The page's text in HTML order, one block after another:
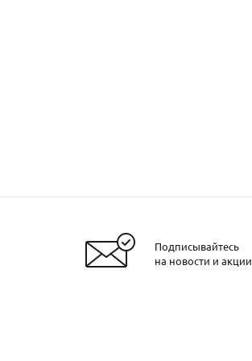
Подписывайтесь
на новости и акции
Заказать металл